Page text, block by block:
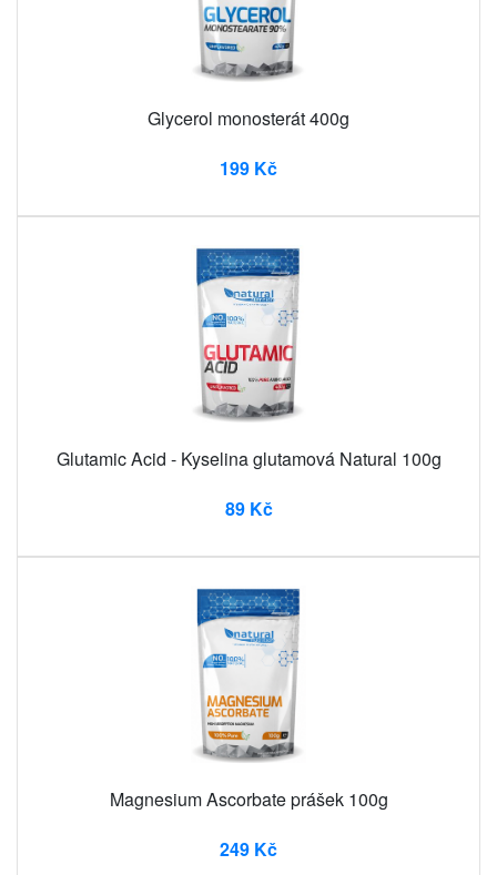
Glycerol monosterát 400g
199 Kč
Glutamic Acid - Kyselina glutamová Natural 100g
89 Kč
Magnesium Ascorbate prášek 100g
249 Kč